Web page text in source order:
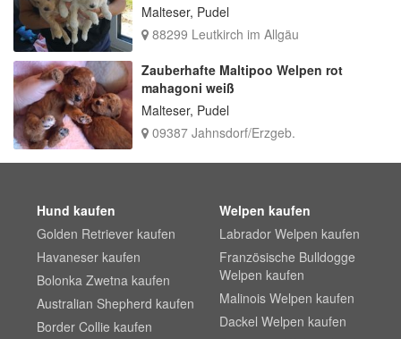
Malteser, Pudel
88299 Leutkirch im Allgäu
Zauberhafte Maltipoo Welpen rot
mahagoni weiß
Malteser, Pudel
09387 Jahnsdorf/Erzgeb.
Hund kaufen
Golden Retriever kaufen
Havaneser kaufen
Bolonka Zwetna kaufen
Australian Shepherd kaufen
Border Collie kaufen
Welpen kaufen
Labrador Welpen kaufen
Französische Bulldogge
Welpen kaufen
Malinois Welpen kaufen
Dackel Welpen kaufen